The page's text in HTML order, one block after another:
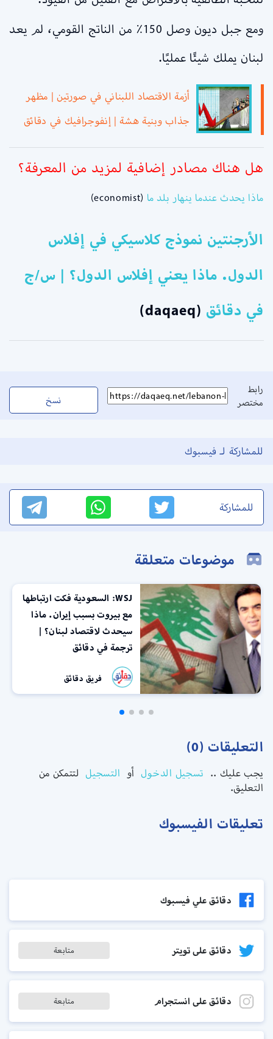
ومع جبل ديون وصل 150٪ من الناتج القومي، لم يعد
لبنان يملك شيئًا عمليًا.
أزمة الاقتصاد اللبناني في صورتين | مظهر
جذاب وبنية هشة | إنفوجرافيك في دقائق
هل هناك مصادر إضافية لمزيد من المعرفة؟
ماذا يحدث عندما ينهار بلد ما (economist)
الأرجنتين نموذج كلاسيكي في إفلاس
الدول. ماذا يعني إفلاس الدول؟ | س/ج
في دقائق (daqaeq)
رابط
مختصر
نسخ
للمشاركة لـ فيسبوك
للمشاركة
موضوعات متعلقة
WSJ: السعودية فكت ارتباطها
مع بيروت بسبب إيران. ماذا
سيحدث لاقتصاد لبنان؟ |
ترجمة في دقائق
فريق دقائق
التعليقات (0)
يجب عليك .. تسجيل الدخول أو التسجيل لتتمكن من
التعليق.
تعليقات الفيسبوك
دقائق علي فيسبوك
دقائق على تويتر متابعة
دقائق على انستجرام متابعة